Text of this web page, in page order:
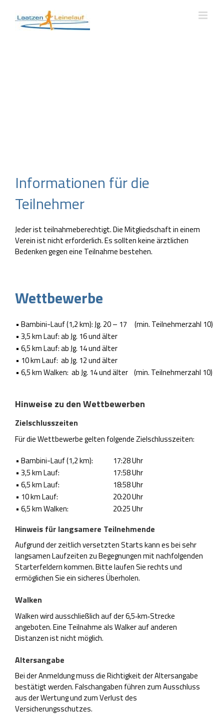
Inhalt
springen
Informationen für die
Teilnehmer
Jeder ist teilnahmeberechtigt. Die Mitgliedschaft in einem
Verein ist nicht erforderlich. Es sollten keine ärztlichen
Bedenken gegen eine Teilnahme bestehen.
Wettbewerbe
• Bambini-Lauf (1,2 km): Jg. 20 – 17 (min. Teilnehmerzahl 10)
• 3,5 km Lauf: ab Jg. 16 und älter
• 6,5 km Lauf: ab Jg. 14 und älter
• 10 km Lauf: ab Jg. 12 und älter
• 6,5 km Walken: ab Jg. 14 und älter (min. Teilnehmerzahl 10)
Hinweise zu den Wettbewerben
Zielschlusszeiten
Für die Wettbewerbe gelten folgende Zielschlusszeiten:
• Bambini-Lauf (1,2 km):
17:28 Uhr
• 3,5 km Lauf:
17:58 Uhr
• 6,5 km Lauf:
18:58 Uhr
• 10 km Lauf:
20:20 Uhr
• 6,5 km Walken:
20:25 Uhr
Hinweis für langsamere Teilnehmende
Aufgrund der zeitlich versetzten Starts kann es bei sehr
langsamen Laufzeiten zu Begegnungen mit nachfolgenden
Starterfeldern kommen. Bitte laufen Sie rechts und
ermöglichen Sie ein sicheres Überholen.
Walken
Walken wird ausschließlich auf der 6,5‑km‑Strecke
angeboten. Eine Teilnahme als Walker auf anderen
Distanzen ist nicht möglich.
Altersangabe
Bei der Anmeldung muss die Richtigkeit der Altersangabe
bestätigt werden. Falschangaben führen zum Ausschluss
aus der Wertung und zum Verlust des
Versicherungsschutzes.